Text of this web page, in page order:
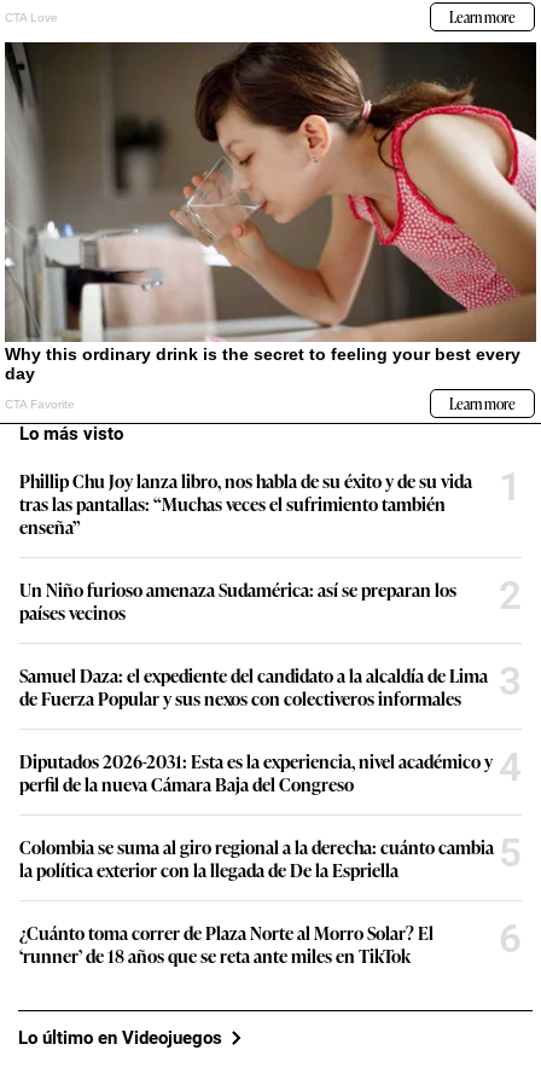
Lo más visto
Phillip Chu Joy lanza libro, nos habla de su éxito y de su vida
tras las pantallas: “Muchas veces el sufrimiento también
enseña”
1
Un Niño furioso amenaza Sudamérica: así se preparan los
países vecinos
2
Samuel Daza: el expediente del candidato a la alcaldía de Lima
de Fuerza Popular y sus nexos con colectiveros informales
3
Diputados 2026-2031: Esta es la experiencia, nivel académico y
perfil de la nueva Cámara Baja del Congreso
4
Colombia se suma al giro regional a la derecha: cuánto cambia
la política exterior con la llegada de De la Espriella
5
¿Cuánto toma correr de Plaza Norte al Morro Solar? El
‘runner’ de 18 años que se reta ante miles en TikTok
6
Lo último en Videojuegos